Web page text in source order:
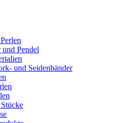
Pendel
und Seidenbänder